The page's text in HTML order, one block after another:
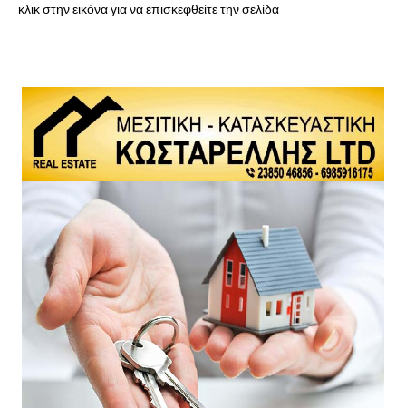
κλικ στην εικόνα για να επισκεφθείτε την σελίδα